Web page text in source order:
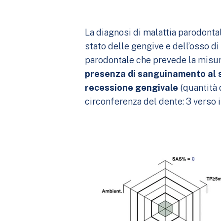
La diagnosi di malattia
stato delle gengive e dell’osso
parodontale che prevede la
presenza di sanguinamento al
recessione gengivale (quantità
circonferenza del dente: 3 verso